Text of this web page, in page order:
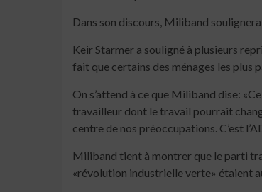
Dans son discours, Miliband
Keir Starmer a souligné à plusieurs
fait que certains des ménages les plus
On s’attend à ce que Miliband dise:
travailleur dont le travail pourrait
centre de nos préoccupations. C’est
Miliband tient à montrer que le parti
«révolution industrielle verte» étaient